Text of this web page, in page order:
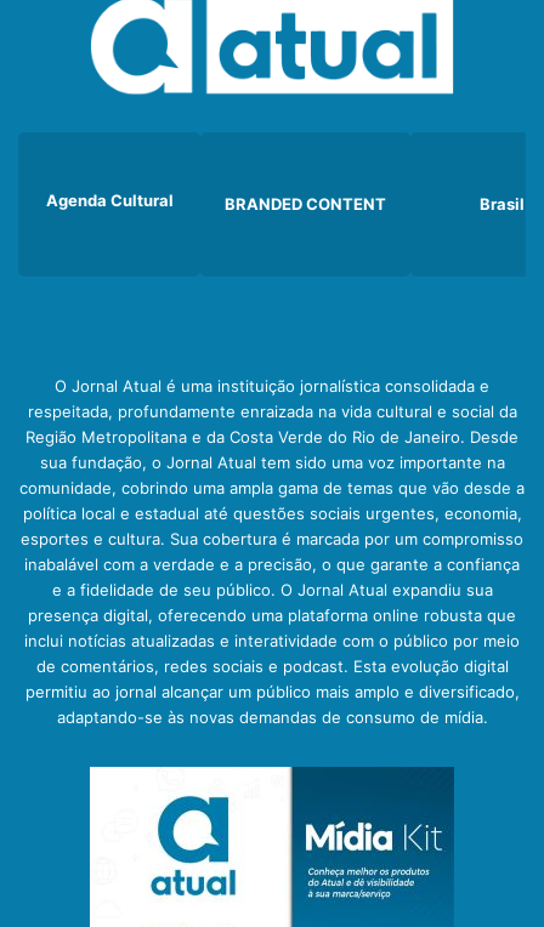
Agenda Cultural BRANDED CONTENT Brasil
O Jornal Atual é uma instituição jornalística consolidada e
respeitada, profundamente enraizada na vida cultural e social da
Região Metropolitana e da Costa Verde do Rio de Janeiro. Desde
sua fundação, o Jornal Atual tem sido uma voz importante na
comunidade, cobrindo uma ampla gama de temas que vão desde a
política local e estadual até questões sociais urgentes, economia,
esportes e cultura. Sua cobertura é marcada por um compromisso
inabalável com a verdade e a precisão, o que garante a confiança
e a fidelidade de seu público. O Jornal Atual expandiu sua
presença digital, oferecendo uma plataforma online robusta que
inclui notícias atualizadas e interatividade com o público por meio
de comentários, redes sociais e podcast. Esta evolução digital
permitiu ao jornal alcançar um público mais amplo e diversificado,
adaptando-se às novas demandas de consumo de mídia.